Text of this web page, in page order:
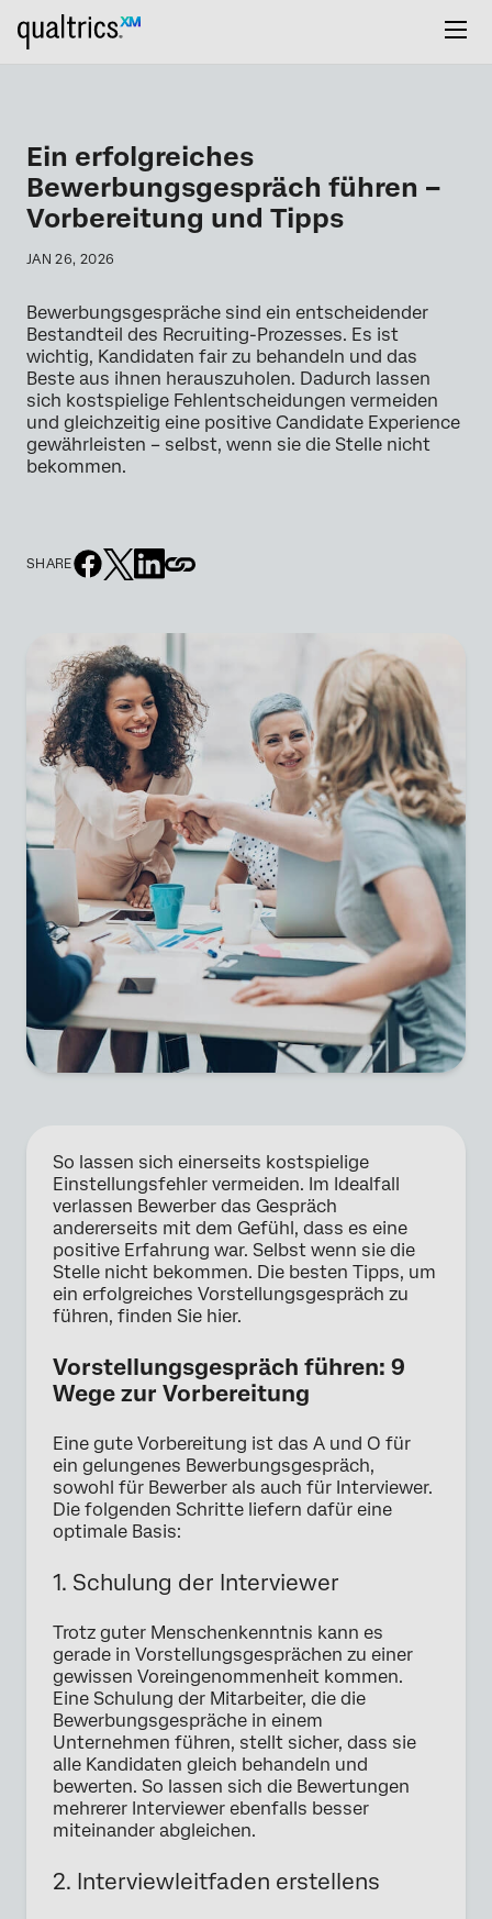
Ein erfolgreiches
Bewerbungsgespräch führen –
Vorbereitung und Tipps
JAN 26, 2026
Bewerbungsgespräche sind ein entscheidender
Bestandteil des Recruiting-Prozesses. Es ist
wichtig, Kandidaten fair zu behandeln und das
Beste aus ihnen herauszuholen. Dadurch lassen
sich kostspielige Fehlentscheidungen vermeiden
und gleichzeitig eine positive Candidate Experience
gewährleisten – selbst, wenn sie die Stelle nicht
bekommen.
SHARE
So lassen sich einerseits kostspielige
Einstellungsfehler vermeiden. Im Idealfall
verlassen Bewerber das Gespräch
andererseits mit dem Gefühl, dass es eine
positive Erfahrung war. Selbst wenn sie die
Stelle nicht bekommen. Die besten Tipps, um
ein erfolgreiches Vorstellungsgespräch zu
führen, finden Sie hier.
Vorstellungsgespräch führen: 9
Wege zur Vorbereitung
Eine gute Vorbereitung ist das A und O für
ein gelungenes Bewerbungsgespräch,
sowohl für Bewerber als auch für Interviewer.
Die folgenden Schritte liefern dafür eine
optimale Basis:
1. Schulung der Interviewer
Trotz guter Menschenkenntnis kann es
gerade in Vorstellungsgesprächen zu einer
gewissen Voreingenommenheit kommen.
Eine Schulung der Mitarbeiter, die die
Bewerbungsgespräche in einem
Unternehmen führen, stellt sicher, dass sie
alle Kandidaten gleich behandeln und
bewerten. So lassen sich die Bewertungen
mehrerer Interviewer ebenfalls besser
miteinander abgleichen.
2. Interviewleitfaden erstellens